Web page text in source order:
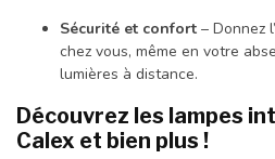
Sécurité et confort – Donnez
chez vous, même en votre
lumières à distance.
Découvrez les lampes
Calex et bien plus !